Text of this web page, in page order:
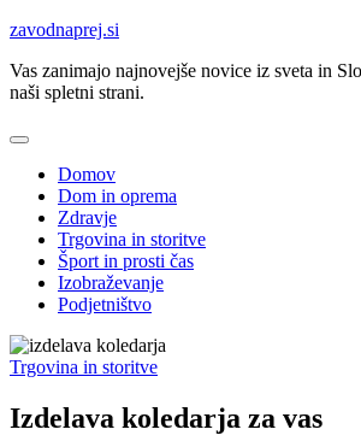
Skip
content
zavodnaprej.si
Vas zanimajo najnovejše novice iz sveta in
naši spletni strani.
Domov
Dom in oprema
Zdravje
Trgovina in storitve
Šport in prosti čas
Izobraževanje
Podjetništvo
Trgovina in storitve
Izdelava koledarja za vas